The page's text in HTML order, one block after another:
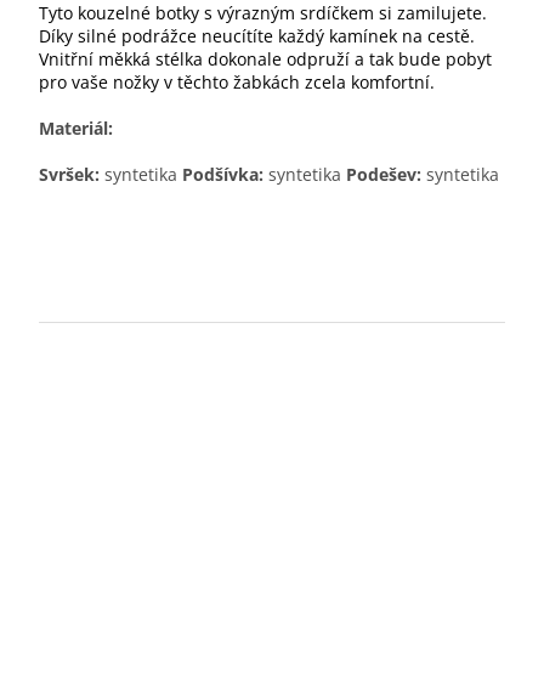
Tyto kouzelné botky s výrazným srdíčkem si zamilujete.
Díky silné podrážce neucítíte každý kamínek na cestě.
Vnitřní měkká stélka dokonale odpruží a tak bude pobyt
pro vaše nožky v těchto žabkách zcela komfortní.
Materiál:
Svršek: syntetika Podšívka: syntetika Podešev: syntetika